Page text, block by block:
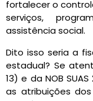
fortalecer o
serviços,
assistência social.
Dito isso seria a
estadual? Se
13) e da NOB
as atribuições